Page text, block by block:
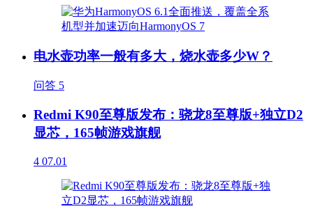
电水壶功率一般有多大，烧水壶多少W？
问答 5
Redmi K90至尊版发布：骁龙8至尊版+独立D2
显芯，165帧游戏旗舰
4 07.01